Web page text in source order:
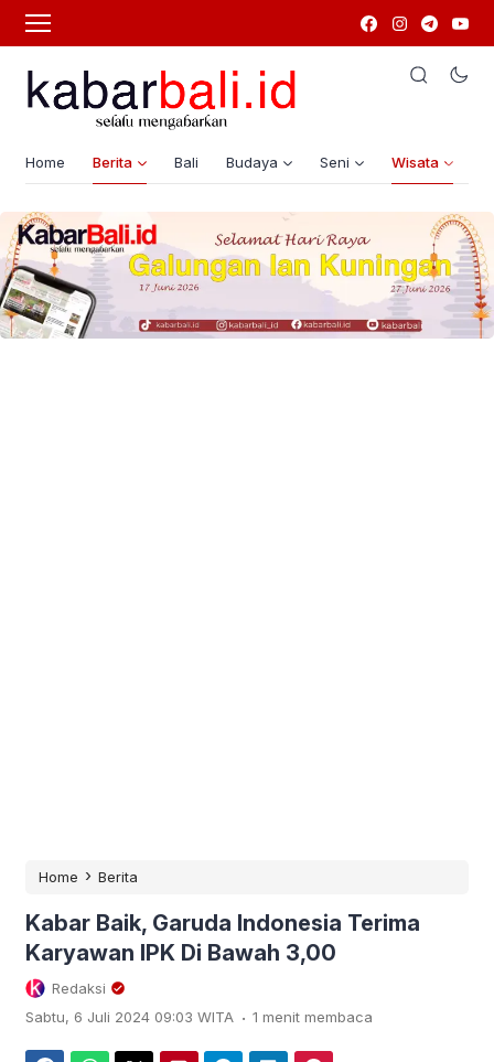
Home Berita Bali Budaya Seni Wisata
Home › Berita
Kabar Baik, Garuda Indonesia Terima
Karyawan IPK Di Bawah 3,00
Redaksi
Sabtu, 6 Juli 2024 09:03 WITA . 1 menit membaca